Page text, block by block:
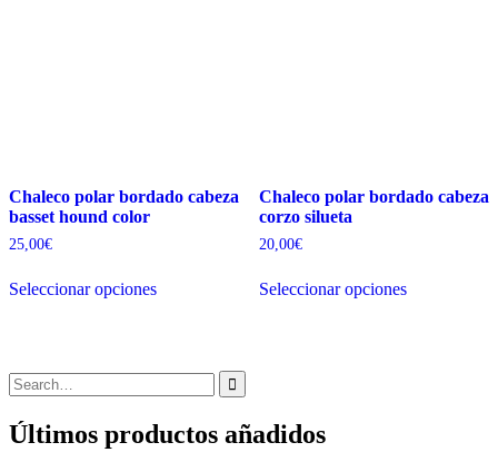
Chaleco polar bordado cabeza
basset hound color
25,00€
Seleccionar opcionesproducto
Las
pueden
Chaleco polar bordado cabeza
corzo silueta
20,00€
Seleccionar opcionesproducto
Search
for:
Últimos productos añadidos